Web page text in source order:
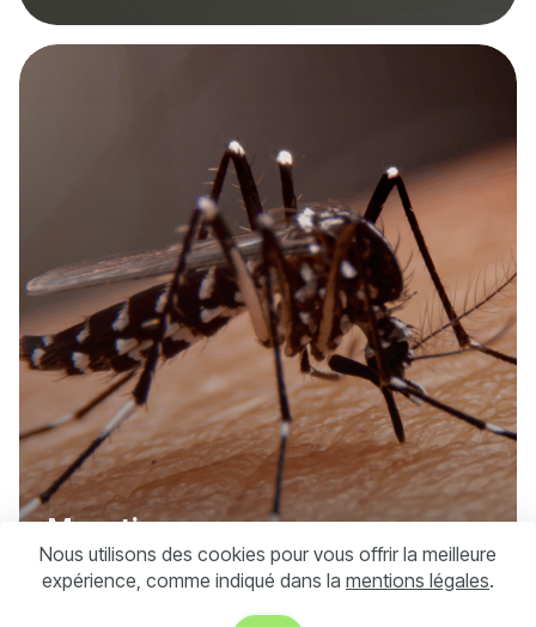
Moustiques
Nous utilisons des cookies pour vous offrir la meilleure
expérience, comme indiqué dans la mentions légales.